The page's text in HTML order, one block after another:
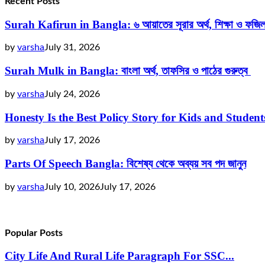
Surah Kafirun in Bangla: ৬ আয়াতের সূরার অর্থ, শিক্ষা ও
by varshaJuly 31, 2026
Surah Mulk in Bangla: বাংলা অর্থ, তাফসির ও পাঠের গুরুত্ব
by varshaJuly 24, 2026
Honesty Is the Best Policy Story for Kids and
by varshaJuly 17, 2026
Parts Of Speech Bangla: বিশেষ্য থেকে অব্যয় সব পদ জানুন
by varshaJuly 10, 2026July 17, 2026
Popular Posts
City Life And Rural Life Paragraph For SSC...